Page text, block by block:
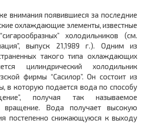
внимания появившиеся за последние
охлаждающие элементы, известные
холодильников (см.
выпуск 21,1989 г.). Одним из
такого типа охлаждающих
цилиндрический холодильник
фирмы “Сасилор”. Он состоит из
в которую подается вода по способу
получая так называемое
вращение. Вода получает высокую
постепенно снижающуюся к выходу